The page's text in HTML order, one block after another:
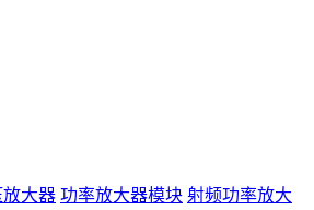
放大器 功率放大器模块 射频功率放大